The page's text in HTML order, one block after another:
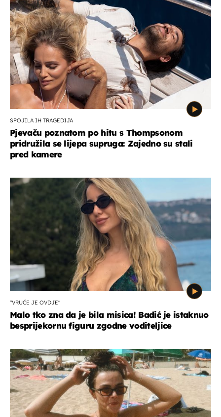
SPOJILA IH TRAGEDIJA
Pjevaču poznatom po hitu s Thompsonom
pridružila se lijepa supruga: Zajedno su stali
pred kamere
"VRUĆE JE OVDJE"
Malo tko zna da je bila misica! Badić je istaknuo
besprijekornu figuru zgodne voditeljice